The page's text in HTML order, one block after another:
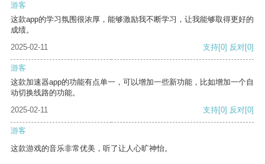
游客
这款app的学习氛围很浓厚，能够激励我不断学习，让我能够取得更好的
成绩。
2025-02-11
支持[0] 反对[0]
游客
这款加速器app的功能有点单一，可以增加一些新功能，比如增加一个自
动切换线路的功能。
2025-02-11
支持[0] 反对[0]
游客
这款游戏的音乐非常优美，听了让人心旷神怡。